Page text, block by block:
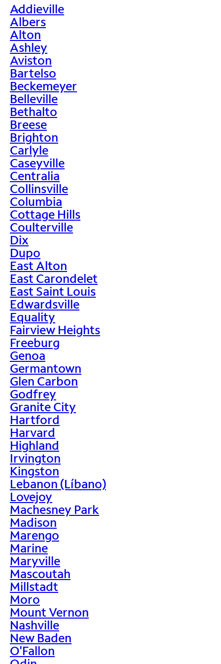
>
Addieville
Albers
Alton
Ashley
Aviston
Bartelso
Beckemeyer
Belleville
Bethalto
Breese
Brighton
Carlyle
Caseyville
Centralia
Collinsville
Columbia
Cottage Hills
Coulterville
Dix
Dupo
East Alton
East Carondelet
East Saint Louis
Edwardsville
Equality
Fairview Heights
Freeburg
Genoa
Germantown
Glen Carbon
Godfrey
Granite City
Hartford
Harvard
Highland
Irvington
Kingston
Lebanon (Líbano)
Lovejoy
Machesney Park
Madison
Marengo
Marine
Maryville
Mascoutah
Millstadt
Moro
Mount Vernon
Nashville
New Baden
O'Fallon